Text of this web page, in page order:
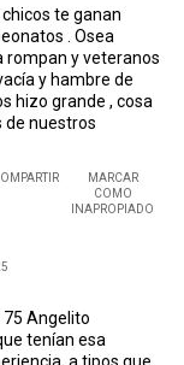
te ganan
. Osea
rompan y veteranos
y hambre de
hizo grande , cosa
de nuestros
MARCAR
COMO
INAPROPIADO
75 Angelito
tenían esa